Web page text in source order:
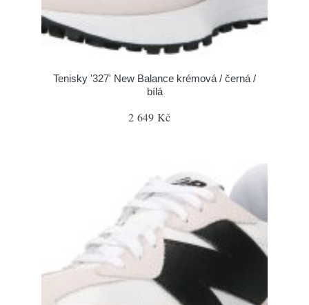
Tenisky '327' New Balance krémová / černá /
bílá
2 649 Kč